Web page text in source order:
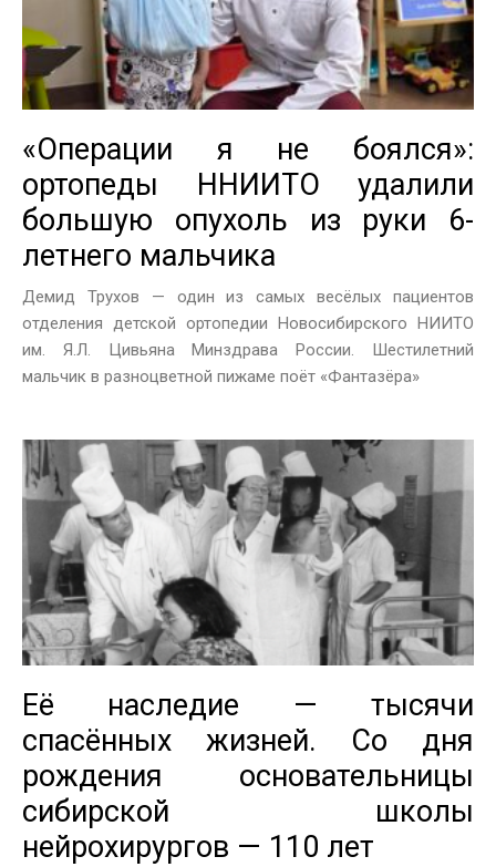
«Операции я не боялся»:
ортопеды ННИИТО удалили
большую опухоль из руки 6-
летнего мальчика
Демид Трухов — один из самых весёлых пациентов
отделения детской ортопедии Новосибирского НИИТО
им. Я.Л. Цивьяна Минздрава России. Шестилетний
мальчик в разноцветной пижаме поёт «Фантазёра»
Её наследие — тысячи
спасённых жизней. Со дня
рождения основательницы
сибирской школы
нейрохирургов — 110 лет